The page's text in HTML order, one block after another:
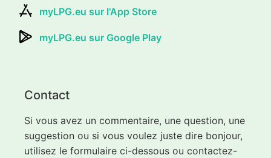
myLPG.eu sur l'App Store
myLPG.eu sur Google Play
Contact
Si vous avez un commentaire, une question, une
suggestion ou si vous voulez juste dire bonjour,
utilisez le formulaire ci-dessous ou contactez-